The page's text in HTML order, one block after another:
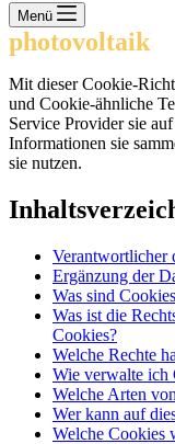
Keine
Ergebnisse
Menü
photovoltaik
Mit dieser Cookie-
und Cookie-ähnliche
Service Provider sie
Informationen sie
sie nutzen.
Verantwortlicher
Ergänzung der
Was sind
Was ist die
Cookies?
Welche Rechte
Wie verwalte ich
Welche Arten
Wer kann auf
Welche Cookies